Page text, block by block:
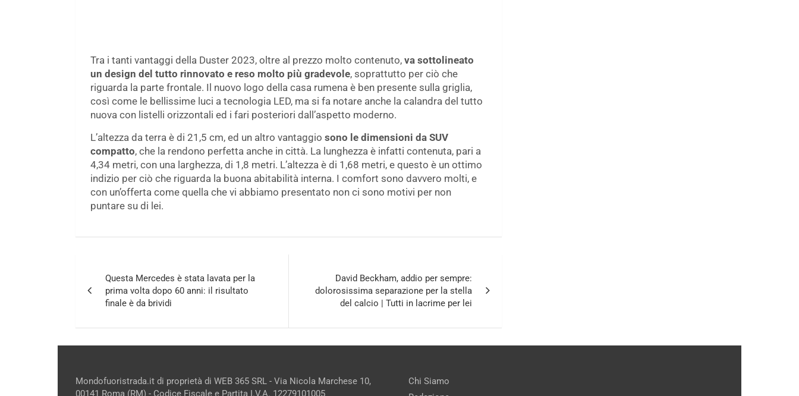
Tra i tanti vantaggi della Duster 2023, oltre al prezzo molto contenuto, va sottolineato
un design del tutto rinnovato e reso molto più gradevole, soprattutto per ciò che
riguarda la parte frontale. Il nuovo logo della casa rumena è ben presente sulla griglia,
così come le bellissime luci a tecnologia LED, ma si fa notare anche la calandra del tutto
nuova con listelli orizzontali ed i fari posteriori dall’aspetto moderno.
L’altezza da terra è di 21,5 cm, ed un altro vantaggio sono le dimensioni da SUV
compatto, che la rendono perfetta anche in città. La lunghezza è infatti contenuta, pari a
4,34 metri, con una larghezza, di 1,8 metri. L’altezza è di 1,68 metri, e questo è un ottimo
indizio per ciò che riguarda la buona abitabilità interna. I comfort sono davvero molti, e
con un’offerta come quella che vi abbiamo presentato non ci sono motivi per non
puntare su di lei.
articoli
Questa Mercedes è stata lavata per la
prima volta dopo 60 anni: il risultato
finale è da brividi
David Beckham, addio per sempre:
dolorosissima separazione per la stella
del calcio | Tutti in lacrime per lei
Mondofuoristrada.it di proprietà di WEB 365 SRL - Via Nicola Marchese 10,
00141 Roma (RM) - Codice Fiscale e Partita I.V.A. 12279101005
Chi Siamo